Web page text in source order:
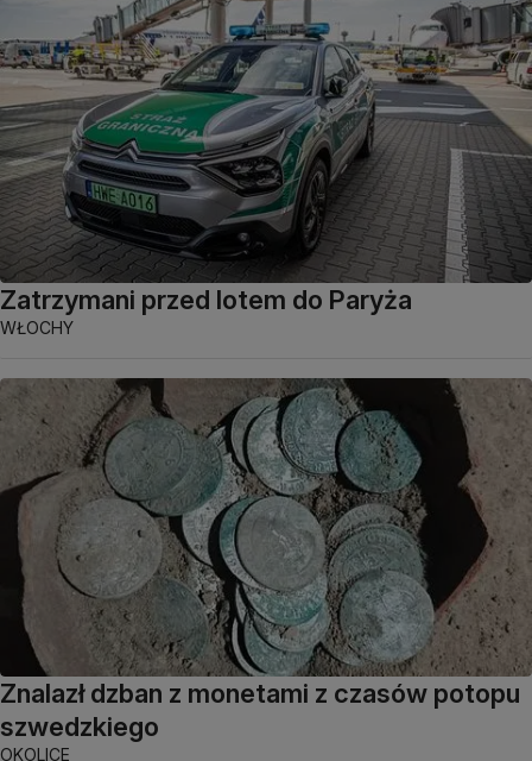
Zatrzymani przed lotem do Paryża
WŁOCHY
Znalazł dzban z monetami z czasów potopu
szwedzkiego
OKOLICE